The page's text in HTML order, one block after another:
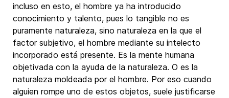
incluso en esto, el hombre ya ha introducido
conocimiento y talento, pues lo tangible no es
puramente naturaleza, sino naturaleza en la que el
factor subjetivo, el hombre mediante su intelecto
incorporado está presente. Es la mente humana
objetivada con la ayuda de la naturaleza. O es la
naturaleza moldeada por el hombre. Por eso cuando
alguien rompe uno de estos objetos, suele justificarse